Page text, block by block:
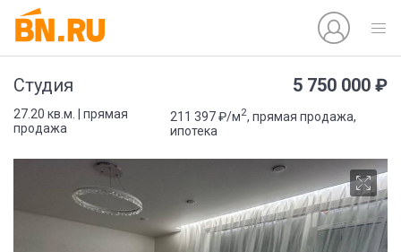
Студия 5 750 000 ₽
27.20 кв.м. | прямая
продажа
211 397 ₽/м2, прямая продажа,
ипотека